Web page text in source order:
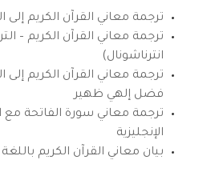
ترجمة معاني القرآن الكريم إلى
ترجمة معاني القرآن الكريم –
انترناشونال)
ترجمة معاني القرآن الكريم إلى
فضل إلهي ظهير
ترجمة معاني سورة الفاتحة مع
الإنجليزية
بيان معاني القرآن الكريم باللغة